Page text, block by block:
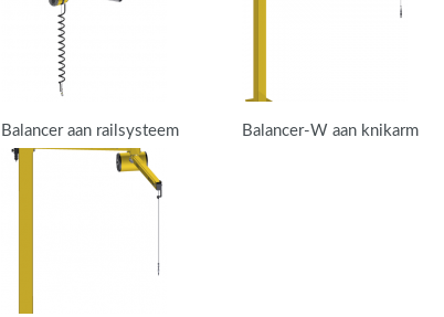
Balancer aan railsysteem Balancer-W aan knikarm